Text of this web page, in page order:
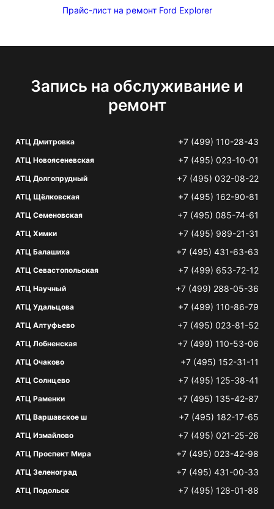
Прайс-лист на ремонт Ford Explorer
Запись на обслуживание и
ремонт
АТЦ Дмитровка +7 (499) 110-28-43
АТЦ Новоясеневская +7 (495) 023-10-01
АТЦ Долгопрудный +7 (495) 032-08-22
АТЦ Щёлковская +7 (495) 162-90-81
АТЦ Семеновская +7 (495) 085-74-61
АТЦ Химки +7 (495) 989-21-31
АТЦ Балашиха +7 (495) 431-63-63
АТЦ Севастопольская +7 (499) 653-72-12
АТЦ Научный +7 (499) 288-05-36
АТЦ Удальцова +7 (499) 110-86-79
АТЦ Алтуфьево +7 (495) 023-81-52
АТЦ Лобненская +7 (499) 110-53-06
АТЦ Очаково +7 (495) 152-31-11
АТЦ Солнцево +7 (495) 125-38-41
АТЦ Раменки +7 (495) 135-42-87
АТЦ Варшавское ш +7 (495) 182-17-65
АТЦ Измайлово +7 (495) 021-25-26
АТЦ Проспект Мира +7 (495) 023-42-98
АТЦ Зеленоград +7 (495) 431-00-33
АТЦ Подольск +7 (495) 128-01-88